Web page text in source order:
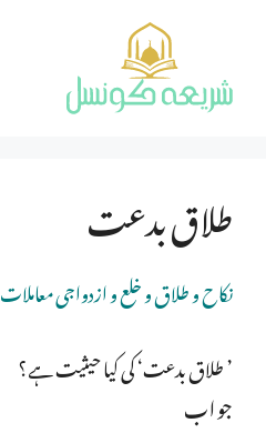
content
طلاق بدعت
نکاح و طلاق و خلع و ازدواجی معاملات
’ طلاق بدعت‘ کی کیا حیثیت ہے؟
جواب